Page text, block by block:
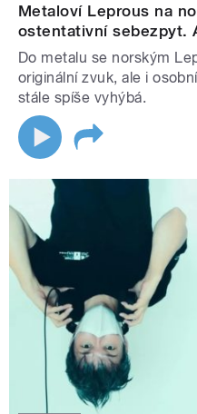
Metaloví Leprous na
ostentativní sebezpyt.
Do metalu se norským
originální zvuk, ale i
stále spíše vyhýbá.